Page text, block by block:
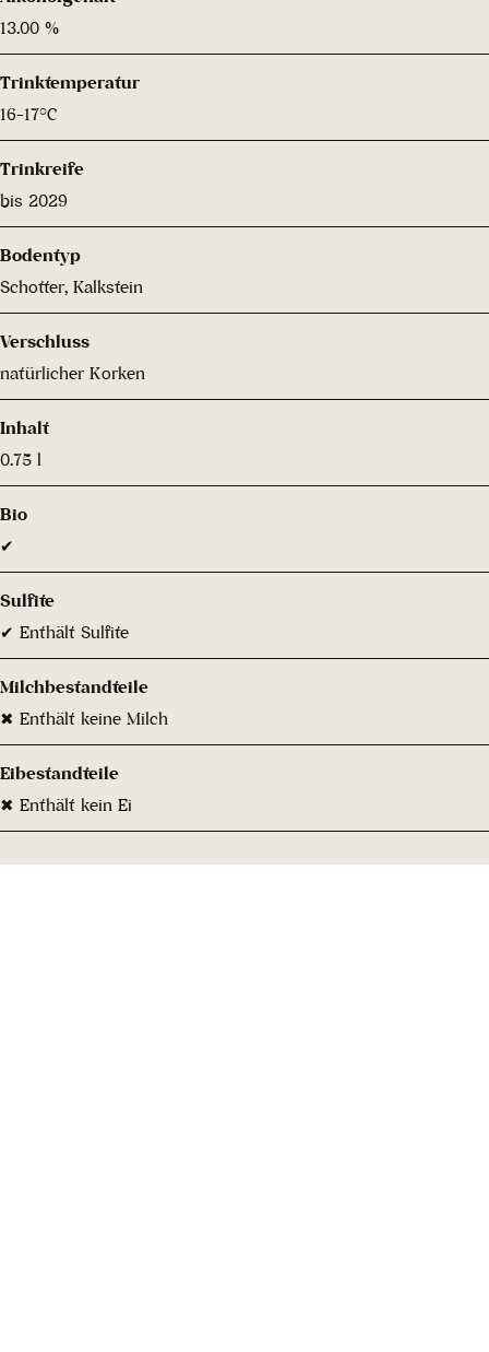
13.00 %
Trinktemperatur
16-17°C
Trinkreife
bis 2029
Bodentyp
Schotter, Kalkstein
Verschluss
natürlicher Korken
Inhalt
0.75 l
Bio
✔
Sulfite
✔ Enthält Sulfite
Milchbestandteile
✖ Enthält keine Milch
Eibestandteile
✖ Enthält kein Ei